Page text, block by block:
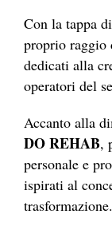
Con la tappa
proprio raggio
dedicati alla
operatori del
Accanto alla
DO REHAB,
personale e
ispirati al
trasformazione.